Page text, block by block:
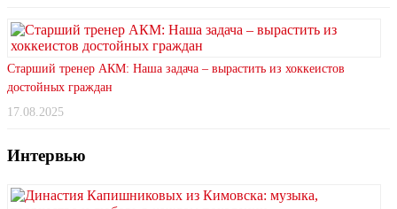
Старший тренер АКМ: Наша задача – вырастить из хоккеистов
достойных граждан
17.08.2025
Интервью